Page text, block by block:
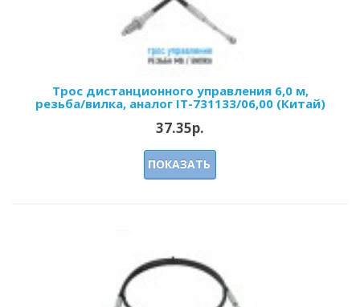
Трос дистанционного управления 6,0 м,
резьба/вилка, аналог IT-731133/06,00 (Китай)
37.35р.
ПОКАЗАТЬ